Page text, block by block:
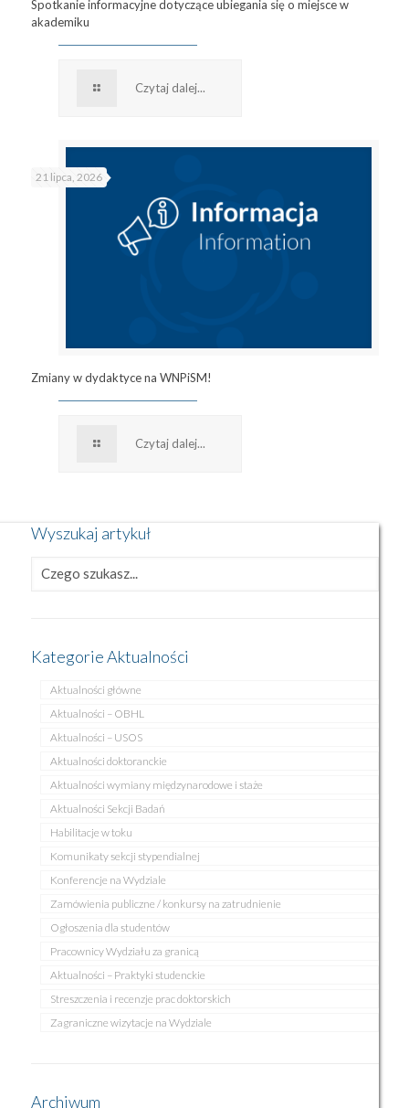
Spotkanie informacyjne dotyczące ubiegania się o miejsce w
akademiku
Czytaj dalej...
21 lipca, 2026
Zmiany w dydaktyce na WNPiSM!
Czytaj dalej...
Wyszukaj artykuł
Kategorie Aktualności
Aktualności główne
Aktualności – OBHL
Aktualności – USOS
Aktualności doktoranckie
Aktualności wymiany międzynarodowe i staże
Aktualności Sekcji Badań
Habilitacje w toku
Komunikaty sekcji stypendialnej
Konferencje na Wydziale
Zamówienia publiczne / konkursy na zatrudnienie
Ogłoszenia dla studentów
Pracownicy Wydziału za granicą
Aktualności – Praktyki studenckie
Streszczenia i recenzje prac doktorskich
Zagraniczne wizytacje na Wydziale
Archiwum